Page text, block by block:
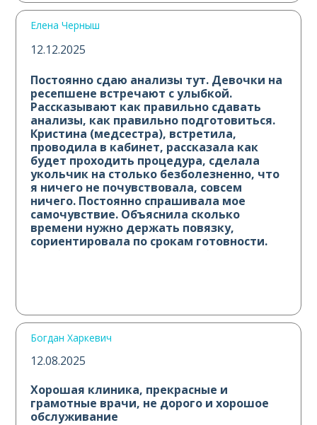
Елена Черныш
12.12.2025
Постоянно сдаю анализы тут. Девочки на
ресепшене встречают с улыбкой.
Рассказывают как правильно сдавать
анализы, как правильно подготовиться.
Кристина (медсестра), встретила,
проводила в кабинет, рассказала как
будет проходить процедура, сделала
укольчик на столько безболезненно, что
я ничего не почувствовала, совсем
ничего. Постоянно спрашивала мое
самочувствие. Объяснила сколько
времени нужно держать повязку,
сориентировала по срокам готовности.
Богдан Харкевич
12.08.2025
Хорошая клиника, прекрасные и
грамотные врачи, не дорого и хорошое
обслуживание